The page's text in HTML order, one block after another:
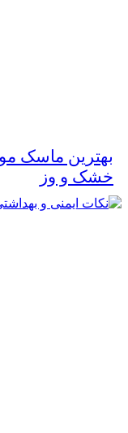
بهترین ماسک
خشک و وز